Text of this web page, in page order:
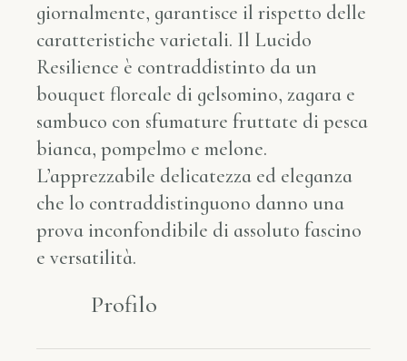
giornalmente, garantisce il rispetto delle
caratteristiche varietali. Il Lucido
Resilience è contraddistinto da un
bouquet floreale di gelsomino, zagara e
sambuco con sfumature fruttate di pesca
bianca, pompelmo e melone.
L’apprezzabile delicatezza ed eleganza
che lo contraddistinguono danno una
prova inconfondibile di assoluto fascino
e versatilità.
Profilo